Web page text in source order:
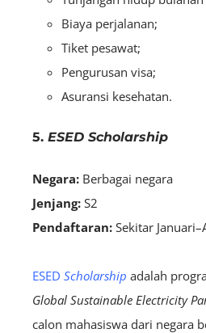
Biaya perjalanan;
Tiket pesawat;
Pengurusan visa;
Asuransi kesehatan.
5. ESED Scholarship
Negara: Berbagai negara
Jenjang: S2
Pendaftaran: Sekitar
ESED Scholarship adalah
Global Sustainable Electricity
calon mahasiswa dari negara